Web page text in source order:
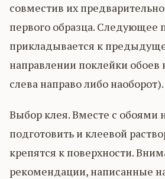
совместив их
первого образца. Следующее
прикладывается к
направлении поклейки обоев
слева направо либо наоборот).
Выбор клея. Вместе с обоями
подготовить и клеевой
крепятся к поверхности.
рекомендации, написанные